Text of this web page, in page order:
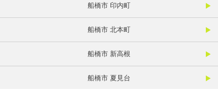
船橋市 印内町
船橋市 北本町
船橋市 新高根
船橋市 夏見台